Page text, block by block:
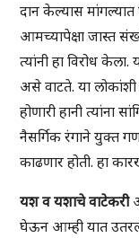
दान केल्यास मांगल्यात
आमच्यापेक्षा जास्त
त्यांनी हा विरोध केला.
असे वाटते. या लोकांशी
होणारी हानी त्यांना
नैसर्गिक रंगाने युक्त
काढणार होती. हा
यश व यशाचे वाटेकरी
घेऊन आम्ही यात उतरलो